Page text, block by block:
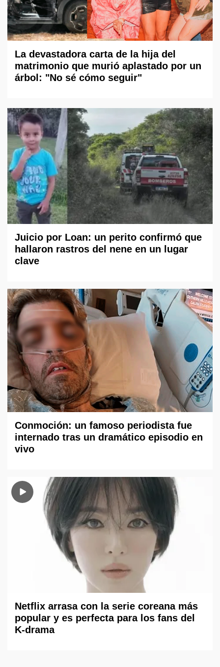
La devastadora carta de la hija del
matrimonio que murió aplastado por un
árbol: "No sé cómo seguir"
Juicio por Loan: un perito confirmó que
hallaron rastros del nene en un lugar
clave
Conmoción: un famoso periodista fue
internado tras un dramático episodio en
vivo
Netflix arrasa con la serie coreana más
popular y es perfecta para los fans del
K-drama